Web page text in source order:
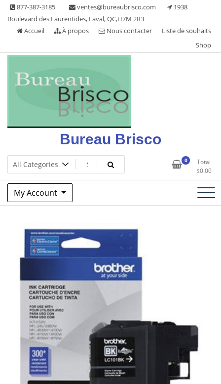
Skip 877-387-3185 ventes@bureaubrisco.com
1938
Boulevard des Laurentides, Laval, QC,H7M 2R3
Accueil
À propos Nous contacter
Liste de souhaits
Shop
Bureau Brisco
0
Total
$0.00
My Account